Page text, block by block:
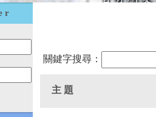
r
關鍵字搜尋：
主 題